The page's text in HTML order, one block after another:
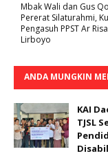
Mbak Wali dan Gus
Pererat Silaturahmi,
Pengasuh PPST Ar
Lirboyo
ANDA MUNGKIN
KAI
TJSL